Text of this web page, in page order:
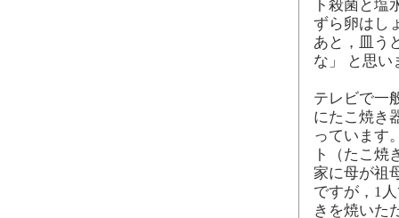
ト殺菌と塩
ずら卵はし
あと，皿う
な」 と思い
テレビで一
にたこ焼き
っています
ト（たこ焼
家に母が祖
ですが，1
きを焼いた